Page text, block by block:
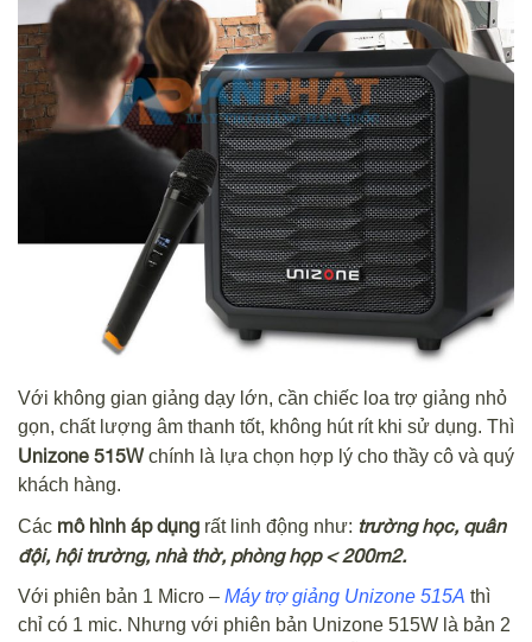
Với không gian giảng dạy lớn, cần chiếc loa trợ giảng nhỏ
gọn, chất lượng âm thanh tốt, không hút rít khi sử dụng. Thì
Unizone 515W chính là lựa chọn hợp lý cho thầy cô và quý
khách hàng.
Các mô hình áp dụng rất linh động như: trường học, quân
đội, hội trường, nhà thờ, phòng họp < 200m2.
Với phiên bản 1 Micro – Máy trợ giảng Unizone 515A thì
chỉ có 1 mic. Nhưng với phiên bản Unizone 515W là bản 2